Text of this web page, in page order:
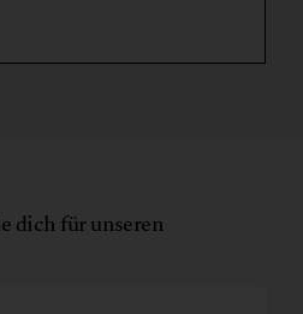
dich für unseren